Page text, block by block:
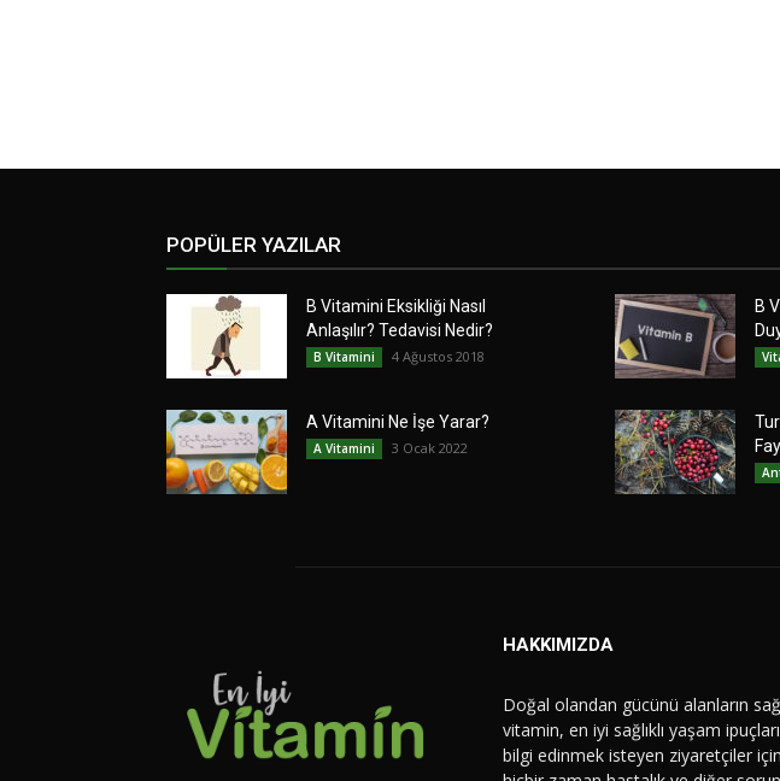
POPÜLER YAZILAR
B Vitamini Eksikliği Nasıl
Anlaşılır? Tedavisi Nedir?
B Vitamini 4 Ağustos 2018
B
A Vitamini Ne İşe Yarar?
A Vitamini 3 Ocak 2022
HAKKIMIZDA
Doğal olandan gücünü alanların
vitamin, en iyi sağlıklı yaşam
bilgi edinmek isteyen ziyaretçiler